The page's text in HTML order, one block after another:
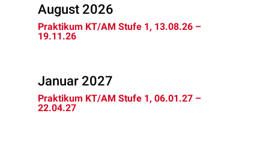
August 2026
Praktikum KT/AM Stufe 1, 13.08.26 –
19.11.26
Januar 2027
Praktikum KT/AM Stufe 1, 06.01.27 –
22.04.27